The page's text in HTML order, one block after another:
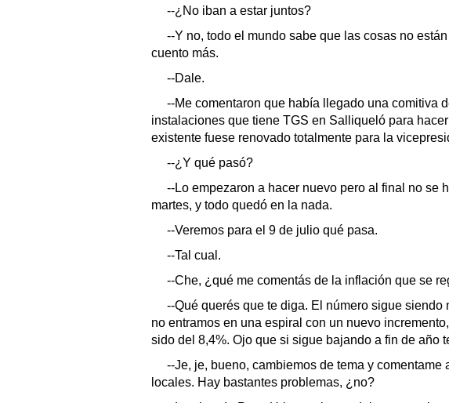
--¿No iban a estar juntos?
--Y no, todo el mundo sabe que las cosas no
cuento más.
--Dale.
--Me comentaron que había llegado una comitiva
instalaciones que tiene TGS en Salliqueló para
existente fuese renovado totalmente para la
--¿Y qué pasó?
--Lo empezaron a hacer nuevo pero al final no se
martes, y todo quedó en la nada.
--Veremos para el 9 de julio qué pasa.
--Tal cual.
--Che, ¿qué me comentás de la inflación que se
--Qué querés que te diga. El número sigue siendo
no entramos en una espiral con un nuevo
sido del 8,4%. Ojo que si sigue bajando a fin de año
--Je, je, bueno, cambiemos de tema y comentame
locales. Hay bastantes problemas, ¿no?